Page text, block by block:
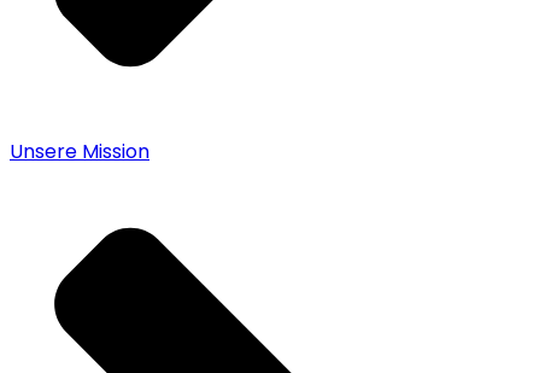
Unsere Mission